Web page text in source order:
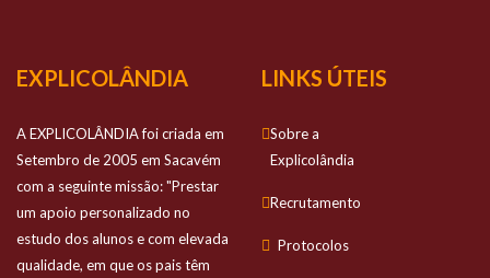
EXPLICOLÂNDIA
A EXPLICOLÂNDIA foi criada em
Setembro de 2005 em Sacavém
com a seguinte missão: "Prestar
um apoio personalizado no
estudo dos alunos e com elevada
qualidade, em que os pais têm
LINKS ÚTEIS
Sobre a
Explicolândia
Recrutamento
Protocolos